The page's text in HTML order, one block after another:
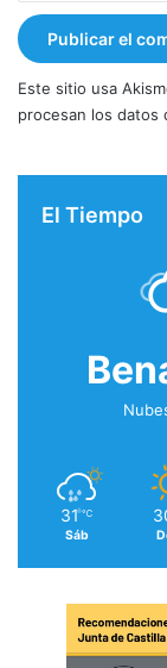
Este sitio usa
procesan los datos
El Tiempo
31 ℃
Sáb